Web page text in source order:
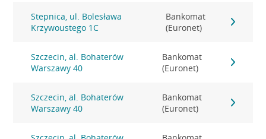
Stepnica, ul. Bolesława
Krzywoustego 1C
Bankomat
(Euronet)
Szczecin, al. Bohaterów
Warszawy 40
Bankomat
(Euronet)
Szczecin, al. Bohaterów
Warszawy 40
Bankomat
(Euronet)